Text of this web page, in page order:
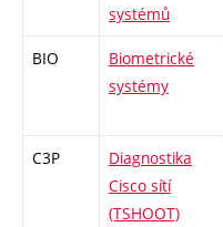
systémů
BIO
Biometrické
systémy
C3P
Diagnostika
Cisco sítí
(TSHOOT)